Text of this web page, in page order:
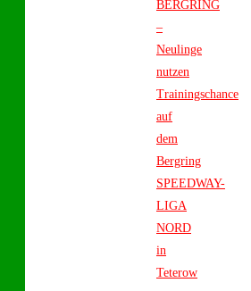
BERGRING
–
Neulinge
nutzen
Trainingschance
auf
dem
Bergring
SPEEDWAY-
LIGA
NORD
in
Teterow